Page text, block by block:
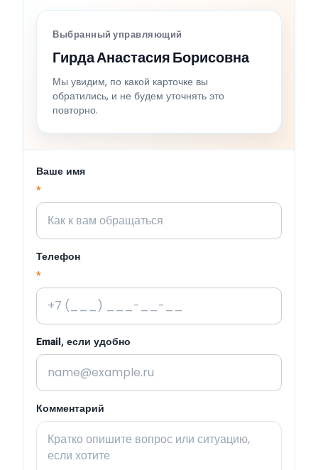
Выбранный управляющий
Гирда Анастасия Борисовна
Мы увидим, по какой карточке вы
обратились, и не будем уточнять это
повторно.
Ваше имя
*
Телефон
*
Email, если удобно
Комментарий